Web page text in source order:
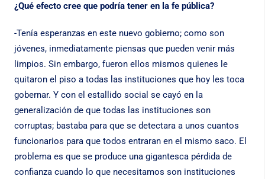
¿Qué efecto cree que podría tener en la fe pública?
-Tenía esperanzas en este nuevo gobierno; como son
jóvenes, inmediatamente piensas que pueden venir más
limpios. Sin embargo, fueron ellos mismos quienes le
quitaron el piso a todas las instituciones que hoy les toca
gobernar. Y con el estallido social se cayó en la
generalización de que todas las instituciones son
corruptas; bastaba para que se detectara a unos cuantos
funcionarios para que todos entraran en el mismo saco. El
problema es que se produce una gigantesca pérdida de
confianza cuando lo que necesitamos son instituciones